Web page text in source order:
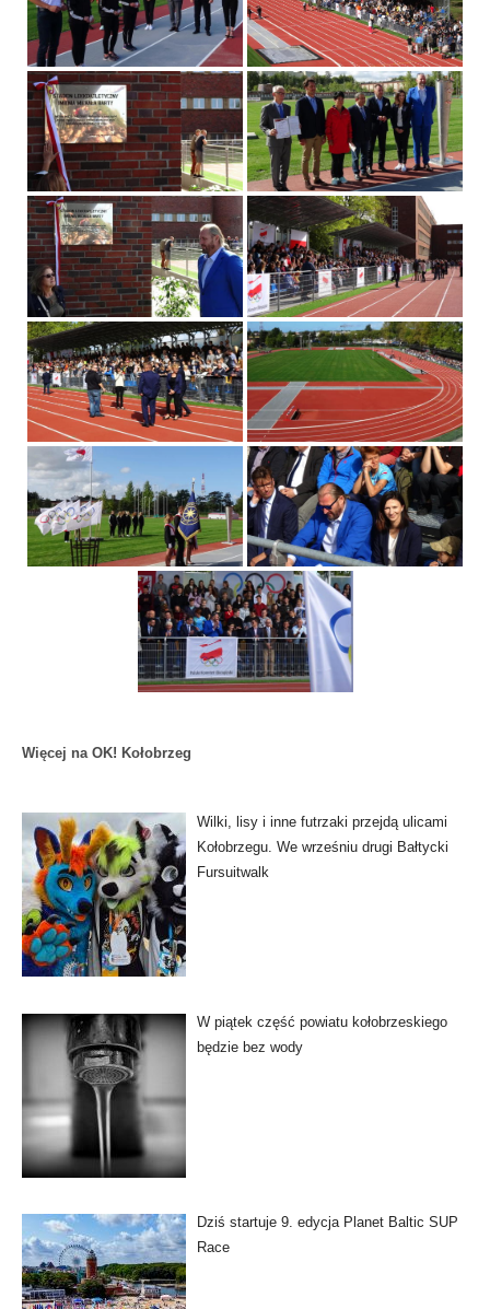
Więcej na OK! Kołobrzeg
Wilki, lisy i inne futrzaki przejdą ulicami
Kołobrzegu. We wrześniu drugi Bałtycki
Fursuitwalk
W piątek część powiatu kołobrzeskiego
będzie bez wody
Dziś startuje 9. edycja Planet Baltic SUP
Race